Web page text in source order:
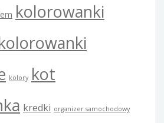
kolorowanki
kolory kot
kredki organizer samochodowy